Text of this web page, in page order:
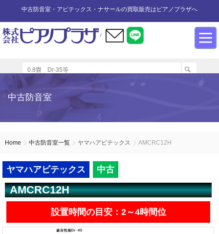
中古防音室・アビテックス・ナサールの買取販売はピアノプラザへ
/
カワイ防音ルーム
ユニットタイプ
ペット用防音室
防音室中古
展示品リスト
アビテックス2畳～3畳未満
アビテックス3畳～
カワイナサール
防音室買取
防音室WEB買取
防音室設置のアドバイス
防音室内へのピアノの設置
設置スペースの採寸方法
エアコンの設置方法
遮音性能の違いを体験
インフォメーション
商品の購入について
ご利用規約
店舗までの案内地図
お問い合わせ
中古防音室
Home 中古防音室一覧 ヤマハアビテックス AMCRC12H
ヤマハアビテックス 中古
AMCRC12H
設置時間の目安：2～4時間位